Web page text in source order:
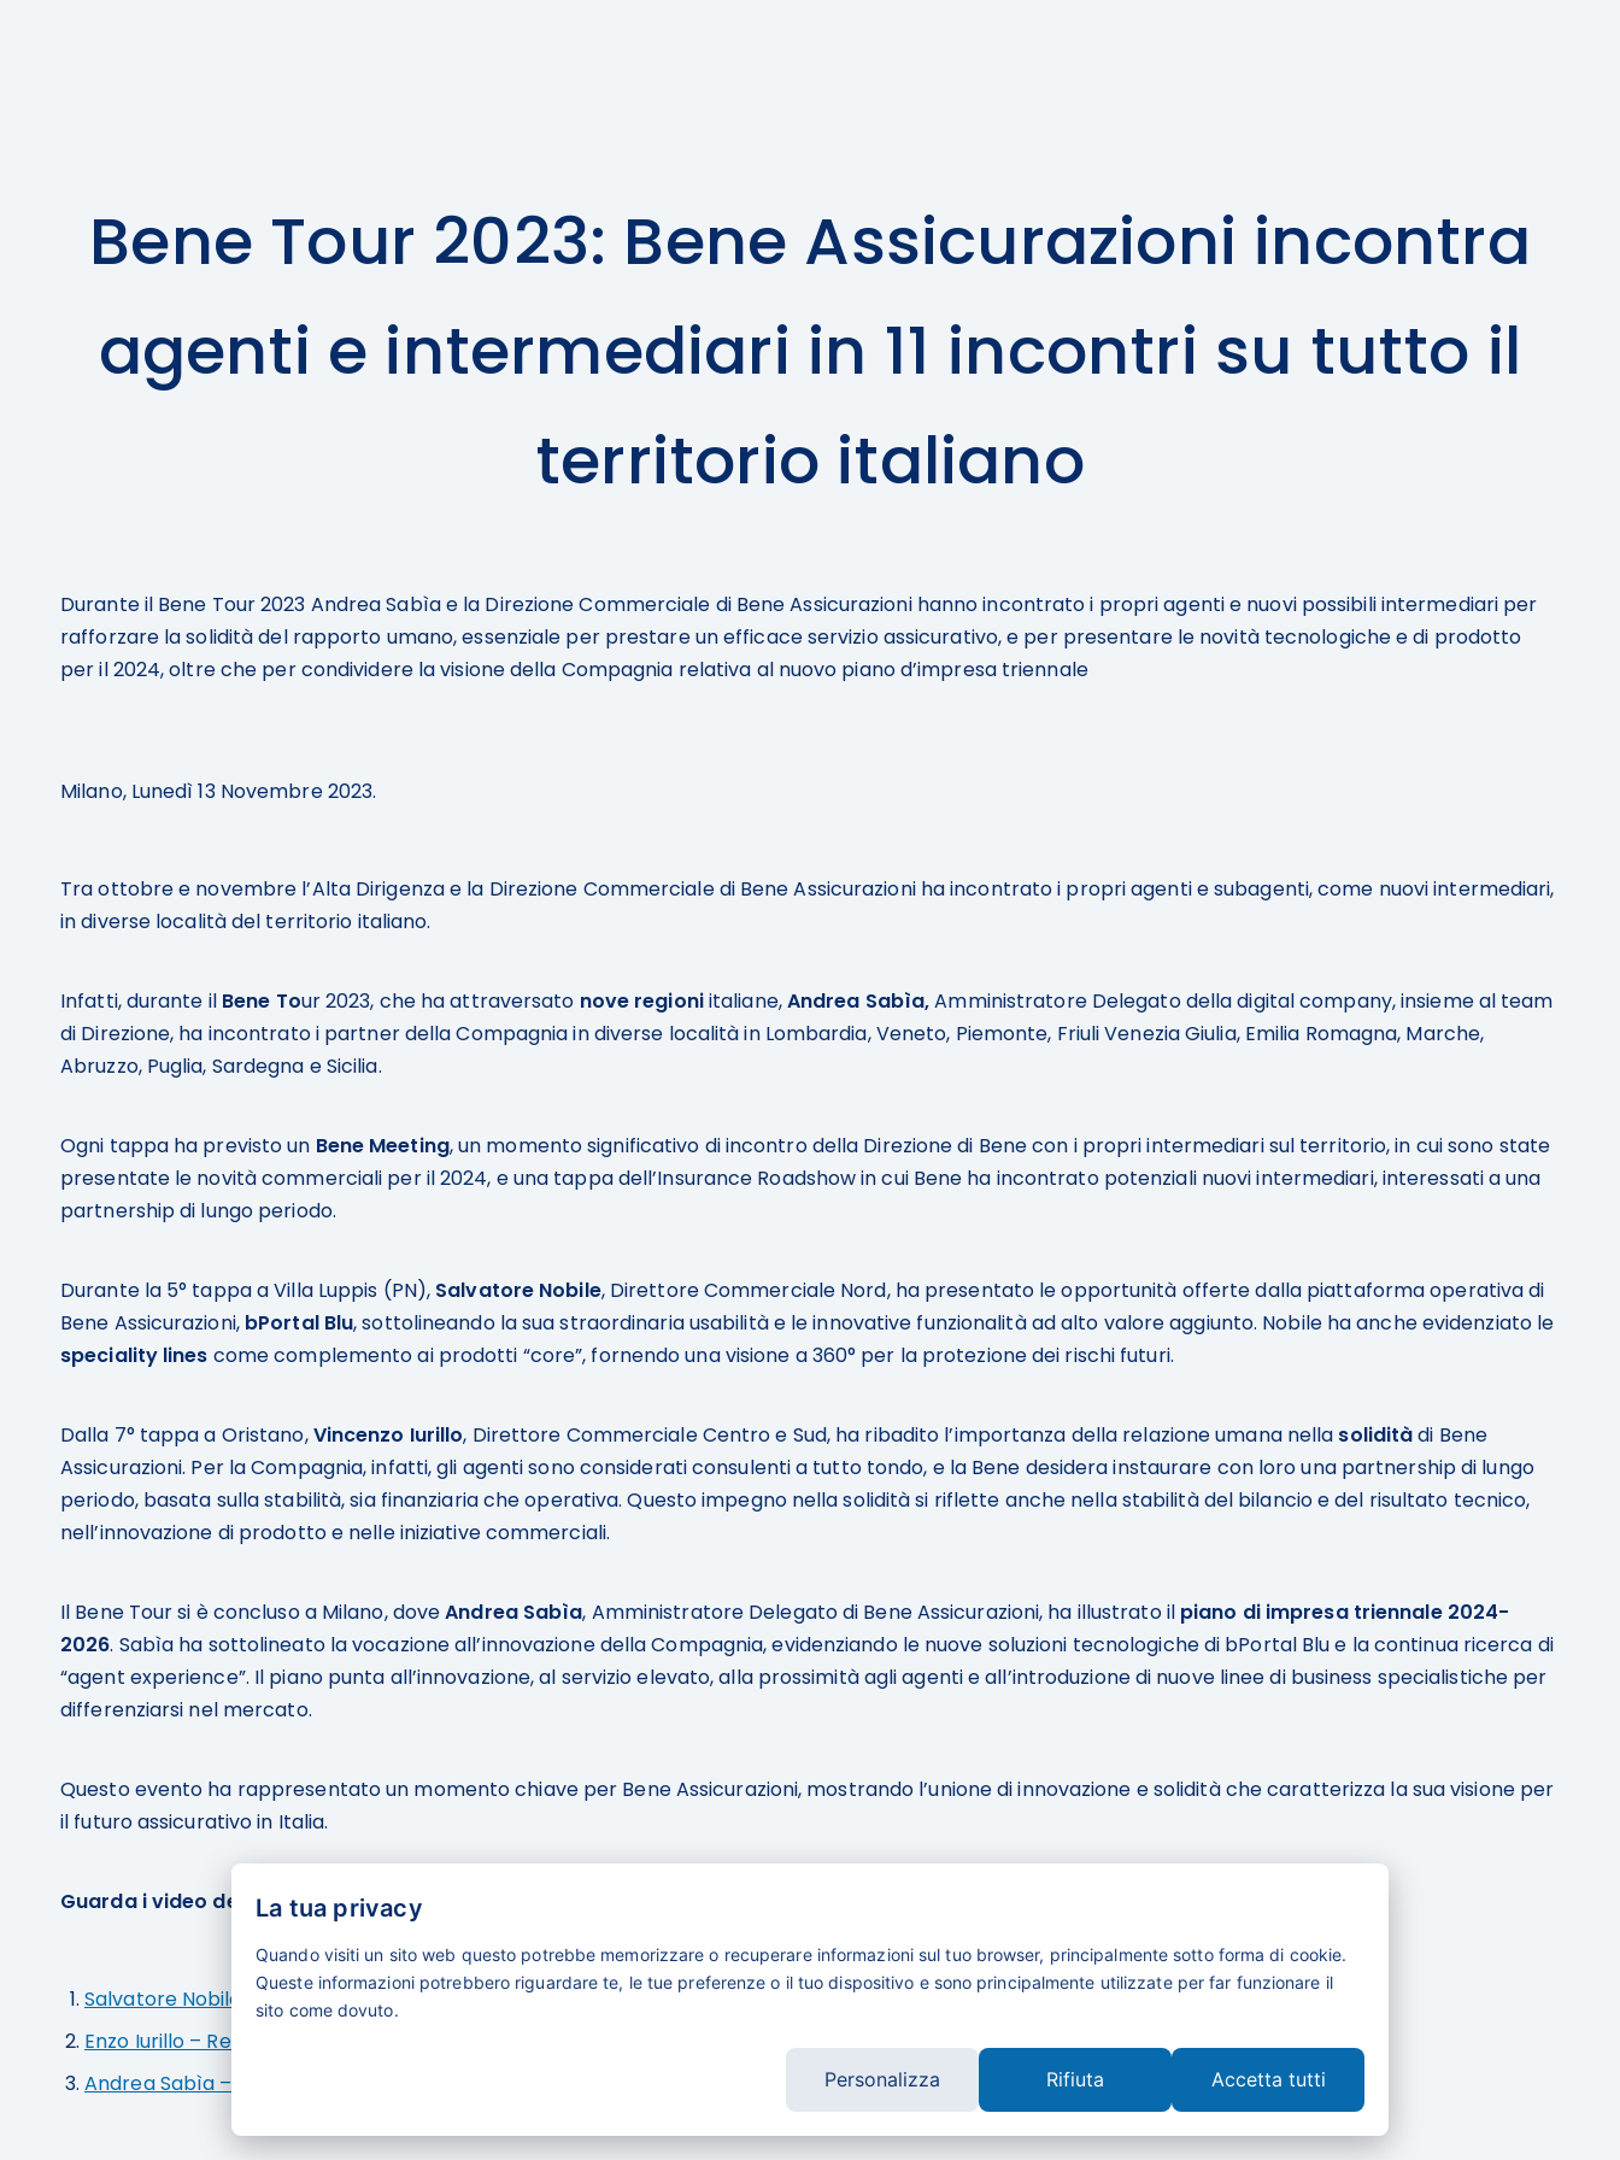
Bene Tour 2023: Bene Assicurazioni incontra
agenti e intermediari in 11 incontri su tutto il
territorio italiano
Durante il Bene Tour 2023 Andrea Sabìa e la Direzione Commerciale di Bene Assicurazioni hanno incontrato i propri agenti e nuovi possibili intermediari per
rafforzare la solidità del rapporto umano, essenziale per prestare un efficace servizio assicurativo, e per presentare le novità tecnologiche e di prodotto
per il 2024, oltre che per condividere la visione della Compagnia relativa al nuovo piano d’impresa triennale
Milano, Lunedì 13 Novembre 2023.
Tra ottobre e novembre l’Alta Dirigenza e la Direzione Commerciale di Bene Assicurazioni ha incontrato i propri agenti e subagenti, come nuovi intermediari,
in diverse località del territorio italiano.
Infatti, durante il Bene Tour 2023, che ha attraversato nove regioniitaliane,Andrea Sabìa,Amministratore Delegato della digital company, insieme al team
di Direzione, ha incontrato i partner della Compagnia in diverse località in Lombardia, Veneto, Piemonte, Friuli Venezia Giulia, Emilia Romagna, Marche,
Abruzzo, Puglia, Sardegna e Sicilia.
Ogni tappa ha previsto un Bene Meeting, un momento significativo di incontro della Direzione di Bene con i propri intermediari sul territorio, in cui sono state
presentate le novità commerciali per il 2024, e una tappa dell’Insurance Roadshow in cui Bene ha incontrato potenziali nuovi intermediari, interessati a una
partnership di lungo periodo.
Durante la 5° tappa a Villa Luppis (PN), Salvatore Nobile, Direttore Commerciale Nord, ha presentato le opportunità offerte dalla piattaforma operativa di
Bene Assicurazioni, bPortal Blu, sottolineando la sua straordinaria usabilità e le innovative funzionalità ad alto valore aggiunto. Nobile ha anche evidenziato le
speciality lines come complemento ai prodotti “core”, fornendo una visione a 360° per la protezione dei rischi futuri.
Dalla 7° tappa a Oristano,Vincenzo Iurillo, Direttore Commerciale Centro e Sud, ha ribadito l’importanza della relazione umana nella soliditàdi Bene
Assicurazioni. Per la Compagnia, infatti, gli agenti sono considerati consulenti a tutto tondo, e la Bene desidera instaurare con loro una partnership di lungo
periodo, basata sulla stabilità, sia finanziaria che operativa. Questo impegno nella solidità si riflette anche nella stabilità del bilancio e del risultato tecnico,
nell’innovazione di prodotto e nelle iniziative commerciali.
Il Bene Tour si è concluso a Milano, doveAndrea Sabìa, Amministratore Delegato di Bene Assicurazioni, ha illustrato il piano di impresa triennale 2024-
2026. Sabìa ha sottolineato la vocazione all’innovazione della Compagnia, evidenziando le nuove soluzioni tecnologiche di bPortal Blu e la continua ricerca di
“agent experience”. Il piano punta all’innovazione, al servizio elevato, alla prossimità agli agenti e all’introduzione di nuove linee di business specialistiche per
differenziarsi nel mercato.
Questo evento ha rappresentato un momento chiave per Bene Assicurazioni, mostrando l’unione di innovazione e solidità che caratterizza la sua visione per
il futuro assicurativo in Italia.
Guarda i video degli interventi chiave:
Salvatore Nobile – Bene Tour: bPortal Blu e Speciality Lines
Enzo Iurillo – Relazione Umana nel Bene Tour
Andrea Sabìa – Conclusioni Bene Tour e Futuro di Bene Assicurazioni
La tua privacy
Quando visiti un sito web questo potrebbe memorizzare o recuperare informazioni sul tuo browser, principalmente sotto forma di cookie.
Queste informazioni potrebbero riguardare te, le tue preferenze o il tuo dispositivo e sono principalmente utilizzate per far funzionare il
sito come dovuto.
Personalizza Rifiuta Accetta tutti